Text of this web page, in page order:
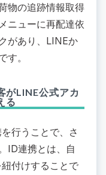
物の追跡情報取得
ニューに再配達依
があり、LINEか
す。
がLINE公式アカ
る
行うことで、さ
ID連携とは、自
付けすることで